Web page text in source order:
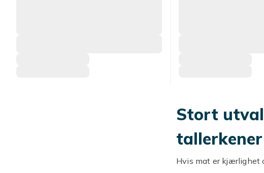
Stort
tallerkener
Hvis mat er kjærlighet